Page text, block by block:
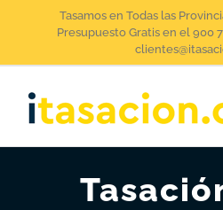
Tasamos en Todas las
Presupuesto Gratis en el 900